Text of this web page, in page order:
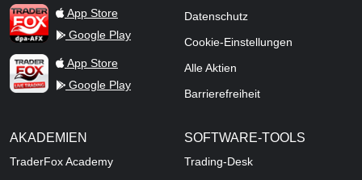
TraderFox dpa-AFX ProFeed
App Store
Google Play
TraderFox Live Trading
App Store
Google Play
Datenschutz
Cookie-Einstellungen
Alle Aktien
Barrierefreiheit
AKADEMIEN
TraderFox Academy
SOFTWARE-TOOLS
Trading-Desk